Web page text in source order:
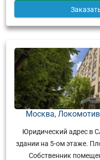
Москва,
Юридический адрес в
здании на 5-ом этаже.
Собственник